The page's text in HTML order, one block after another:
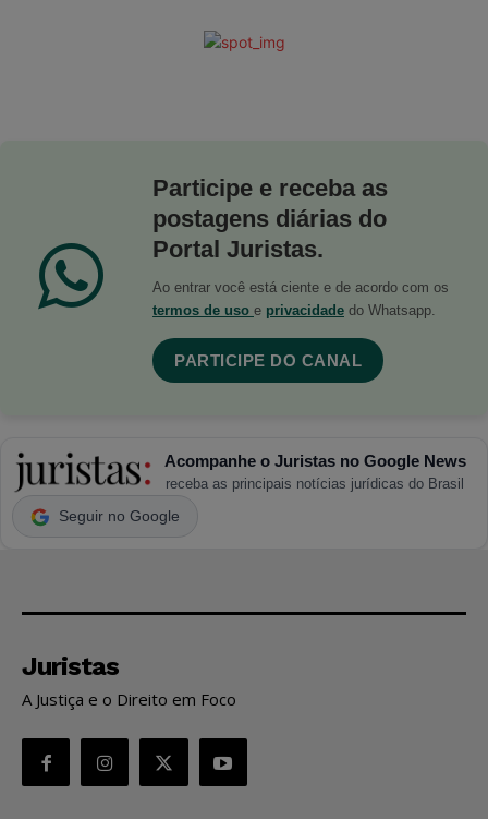
Participe e receba as
postagens diárias do
Portal Juristas.
Ao entrar você está ciente e de acordo com os
termos de uso e privacidade do Whatsapp.
PARTICIPE DO CANAL
Acompanhe o Juristas no Google News
receba as principais notícias jurídicas do Brasil
Seguir no Google
Juristas
A Justiça e o Direito em Foco